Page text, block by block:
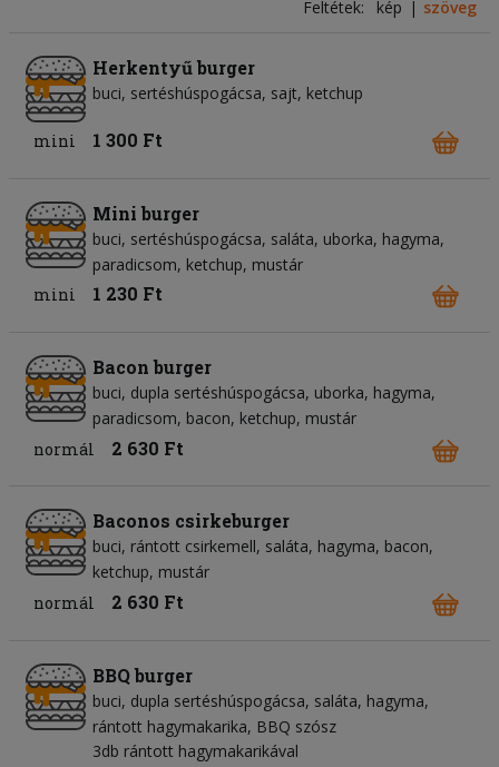
Feltétek: kép szöveg
Herkentyű burger
buci sertéshúspogácsa sajt ketchup
mini 1 300 Ft
Mini burger
buci sertéshúspogácsa saláta uborka hagyma
paradicsom ketchup mustár
mini
1 230 Ft
Bacon burger
buci dupla sertéshúspogácsa uborka hagyma
paradicsom bacon ketchup mustár
normál
2 630 Ft
Baconos csirkeburger
buci rántott csirkemell saláta hagyma bacon
ketchup mustár
normál
2 630 Ft
BBQ burger
buci dupla sertéshúspogácsa saláta hagyma
rántott hagymakarika BBQ szósz
3db rántott hagymakarikával